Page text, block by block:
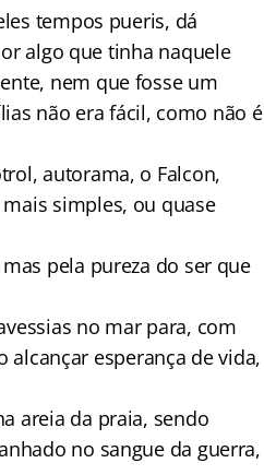
tempos pueris, dá
algo que tinha naquele
nem que fosse um
não era fácil, como não é
autorama, o Falcon,
simples, ou quase
pela pureza do ser que
no mar para, com
esperança de vida,
areia da praia, sendo
no sangue da guerra,